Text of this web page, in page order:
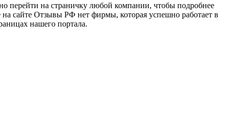
перейти на страничку любой компании, чтобы подробнее
сайте Отзывы РФ нет фирмы, которая успешно работает в
нашего портала.